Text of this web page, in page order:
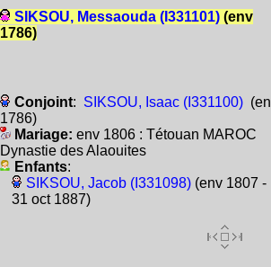
SIKSOU, Messaouda (I331101)(env
1786)
Conjoint: SIKSOU, Isaac (I331100)
1786)
Mariage: env 1806 : Tétouan MAROC
Dynastie des Alaouites
Enfants:
SIKSOU, Jacob (I331098)(env 1807 -
31 oct 1887)